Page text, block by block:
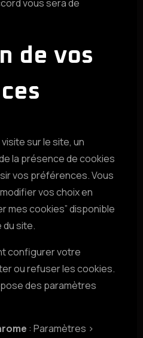
vous sera de
de vos
sur le site, un
la présence de cookies
vos préférences. Vous
vos choix en
mes cookies” disponible
du site.
configurer votre
ou refuser les cookies.
des paramètres
: Paramètres >